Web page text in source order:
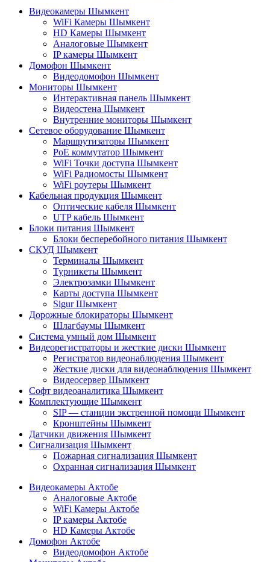
Видеокамеры Шымкент
WiFi Камеры Шымкент
HD Камеры Шымкент
Аналоговые Шымкент
IP камеры Шымкент
Домофон Шымкент
Видеодомофон Шымкент
Мониторы Шымкент
Интерактивная панель Шымкент
Видеостена Шымкент
Внутренние мониторы Шымкент
Сетевое оборудование Шымкент
Маршрутизаторы Шымкент
PoE коммутатор Шымкент
WiFi Точки доступа Шымкент
WiFi Радиомосты Шымкент
WiFi роутеры Шымкент
Кабельная продукция Шымкент
Оптические кабеля Шымкент
UTP кабель Шымкент
Блоки питания Шымкент
Блоки бесперебойного питания Шымкент
СКУД Шымкент
Терминалы Шымкент
Турникеты Шымкент
Электрозамки Шымкент
Карты доступа Шымкент
Sigur Шымкент
Дорожные блокираторы Шымкент
Шлагбаумы Шымкент
Система умный дом Шымкент
Видеорегистраторы и жесткие диски Шымкент
Регистратор видеонаблюдения Шымкент
Жесткие диски для видеонаблюдения Шымкент
Видеосервер Шымкент
Софт видеоаналитика Шымкент
Комплектующие Шымкент
SIP — станции экстренной помощи Шымкент
Кронштейны Шымкент
Датчики движения Шымкент
Сигнализация Шымкент
Пожарная сигнализация Шымкент
Охранная сигнализация Шымкент
Видеокамеры Актобе
Аналоговые Актобе
WiFi Камеры Актобе
IP камеры Актобе
HD Камеры Актобе
Домофон Актобе
Видеодомофон Актобе